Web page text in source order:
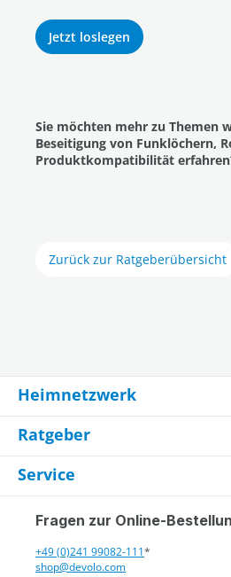
Jetzt loslegen
Sie möchten mehr zu Themen
Beseitigung von Funklöchern,
Produktkompatibilität
Zurück zur Ratgeberübersicht
Heimnetzwerk
Ratgeber
Service
Fragen zur Online-
+49 (0)241 99082-111*
shop@devolo.com